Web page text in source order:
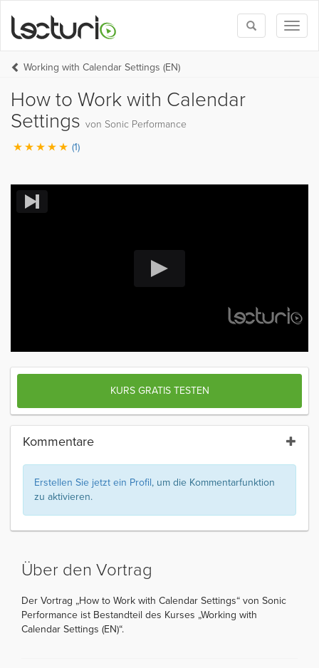
Toggle
search
Working with Calendar Settings (EN)
How to Work with Calendar
Settings von Sonic Performance
(1)
KURS GRATIS TESTEN
Kommentare
Erstellen Sie jetzt ein Profil, um die Kommentarfunktion
zu aktivieren.
Über den Vortrag
Der Vortrag „How to Work with Calendar Settings“ von Sonic
Performance ist Bestandteil des Kurses „Working with
Calendar Settings (EN)“.